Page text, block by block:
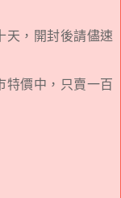
天，開封後請儘速
價中，只賣一百